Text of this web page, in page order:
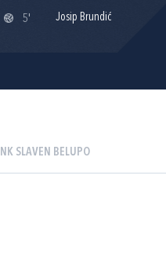
5' Josip Brundić
NK SLAVEN BELUPO